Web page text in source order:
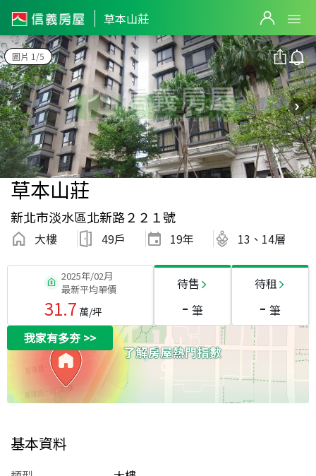
草本山莊
圖片 1/5
草本山莊
新北市淡水區北新路２２１號
大樓 49戶 19年 13、14層
2025年/02月
最新平均單價
31.7 萬/坪
待售
- 筆
待租
- 筆
我家有多夯>>
基本資料